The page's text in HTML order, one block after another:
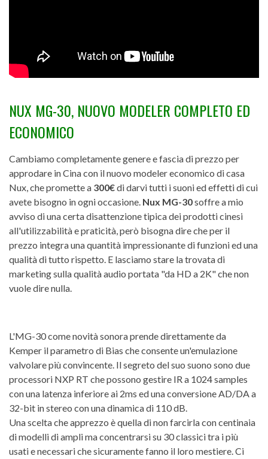
NUX MG-30, NUOVO MODELER COMPLETO ED
ECONOMICO
Cambiamo completamente genere e fascia di prezzo per
approdare in Cina con il nuovo modeler economico di casa
Nux, che promette a 300€di darvi tutti i suoni ed effetti di cui
avete bisogno in ogni occasione. Nux MG-30soffre a mio
avviso di una certa disattenzione tipica dei prodotti cinesi
all'utilizzabilità e praticità, però bisogna dire che per il
prezzo integra una quantità impressionante di funzioni ed una
qualità di tutto rispetto. E lasciamo stare la trovata di
marketing sulla qualità audio portata "da HD a 2K" che non
vuole dire nulla.
L'MG-30 come novità sonora prende direttamente da
Kemper il parametro di Bias che consente un'emulazione
valvolare più convincente. Il segreto del suo suono sono due
processori NXP RT che possono gestire IR a 1024 samples
con una latenza inferiore ai 2ms ed una conversione AD/DA a
32-bit in stereo con una dinamica di 110 dB.
Una scelta che apprezzo è quella di non farcirla con centinaia
di modelli di ampli ma concentrarsi su 30 classici tra i più
usati e necessari che sicuramente fanno il loro mestiere. Ci